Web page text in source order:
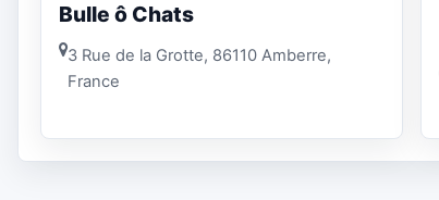
Bulle ô Chats
3 Rue de la Grotte, 86110 Amberre,
France